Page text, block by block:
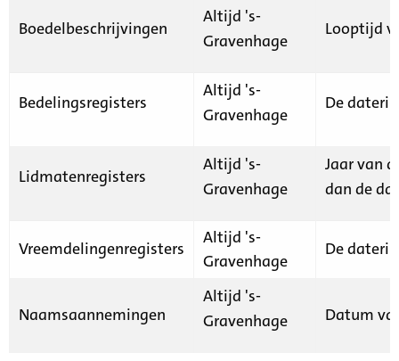
Boedelbeschrijvingen
Altijd 's-
Gravenhage
Looptijd
Bedelingsregisters
Altijd 's-
Gravenhage
De
Lidmatenregisters
Altijd 's-
Gravenhage
Jaar van
dan de
Vreemdelingenregisters
Altijd 's-
Gravenhage
De
Naamsaannemingen
Altijd 's-
Gravenhage
Datum